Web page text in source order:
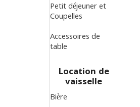
Petit déjeuner et
Coupelles
Accessoires de
table
Location de
vaisselle
Bière